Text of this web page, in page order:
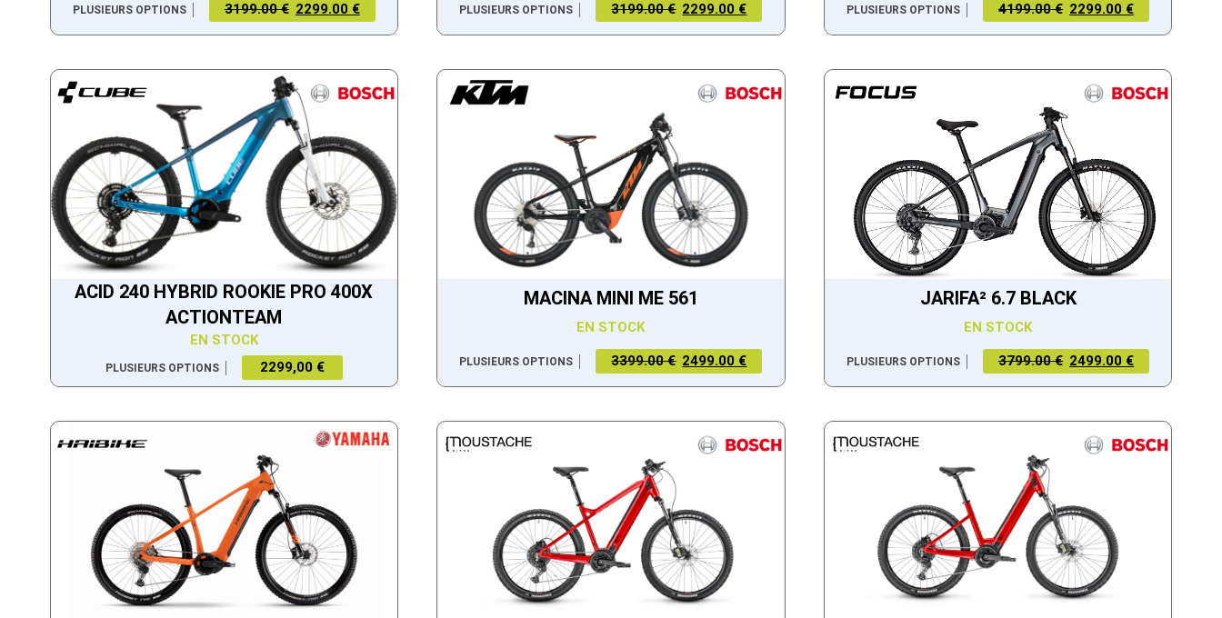
PLUSIEURS OPTIONS 3199.00 € 2299.00 € PLUSIEURS OPTIONS 3199.00 € 2299.00 € PLUSIEURS OPTIONS 4199.00 € 2299.00 €
ACID 240 HYBRID ROOKIE PRO 400X
ACTIONTEAM
EN STOCK
PLUSIEURS OPTIONS 2299,00 €
MACINA MINI ME 561
EN STOCK
PLUSIEURS OPTIONS 3399.00 € 2499.00 €
JARIFA² 6.7 BLACK
EN STOCK
PLUSIEURS OPTIONS 3799.00 € 2499.00 €